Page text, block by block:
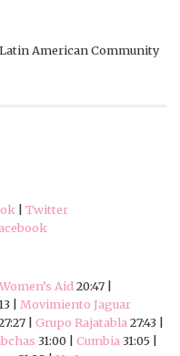
American Community
Twitter
Aid 20:47 |
| Movimiento Jaguar
| Grupo Rajatabla 27:43 |
31:00 | Cumbia 31:05 |